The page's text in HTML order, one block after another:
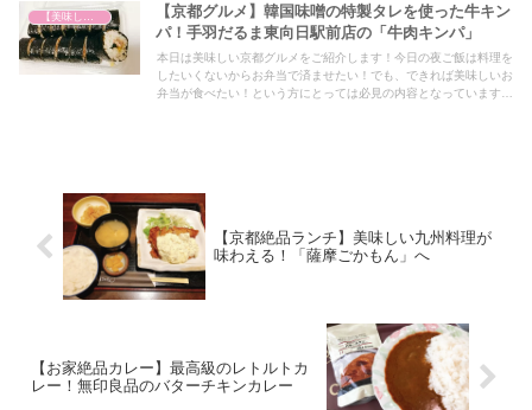
【京都グルメ】韓国味噌の特製タレを使った牛キン
パ！手羽だるま東向日駅前店の「牛肉キンパ」
本日は美味しい京都グルメをご紹介します！今日の夜ご飯は料理を
したいくないからお弁当で済ませたい！でも、できれば美味しいお
弁当が食べたい！という方にとっては必見の内容となっていますの
【京都絶品ランチ】美味しい九州料理が
味わえる！「薩摩ごかもん」へ
【お家絶品カレー】最高級のレトルトカ
レー！無印良品のバターチキンカレー